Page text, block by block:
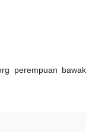
perempuan bawak